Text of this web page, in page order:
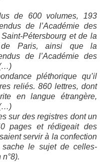
de 600 volumes, 193
de l’Académie des
Pétersbourg et de la
de Paris, ainsi que la
de l’Académie des
pléthorique qu’il
reliés. 860 lettres, dont
en langue étrangère,
(…)
sur des registres dont un
pages et rédigeait des
servir à la confection
le sujet de celles-